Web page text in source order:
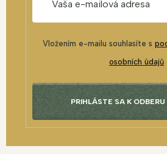
Vložením e-mailu souhlasíte s
osobních údajů
PRIHLÁSTE SA K